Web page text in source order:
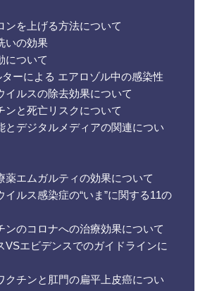
ンを上げる方法について
いの効果
について
ターによる エアロゾル中の感染性
イルスの除去効果について
ンと死亡リスクについて
とデジタルメディアの関連につい
薬エムガルティの効果について
イルス感染症の“いま”に関する11の
ンのコロナへの治療効果について
VSエビデンスでのガイドラインに
クチンと肛門の扁平上皮癌につい